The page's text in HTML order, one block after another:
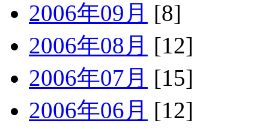
2006年09月 [8]
2006年08月 [12]
2006年07月 [15]
2006年06月 [12]